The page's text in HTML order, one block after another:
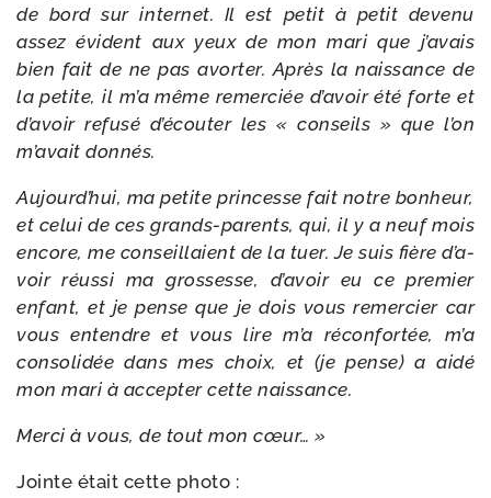
de bord sur inter­net. Il est petit à petit deve­nu
assez évident aux yeux de mon mari que j’a­vais
bien fait de ne pas avor­ter. Après la nais­sance de
la petite, il m’a même remer­ciée d’a­voir été forte et
d’a­voir refu­sé d’é­cou­ter les « conseils » que l’on
m’a­vait donnés.
Aujourd’hui, ma petite prin­cesse fait notre bon­heur,
et celui de ces grands-​parents, qui, il y a neuf mois
encore, me conseillaient de la tuer. Je suis fière d’a­
voir réus­si ma gros­sesse, d’a­voir eu ce pre­mier
enfant, et je pense que je dois vous remer­cier car
vous entendre et vous lire m’a récon­for­tée, m’a
conso­li­dée dans mes choix, et (je pense) a aidé
mon mari à accep­ter cette naissance.
Merci à vous, de tout mon cœur… »
Jointe était cette photo :